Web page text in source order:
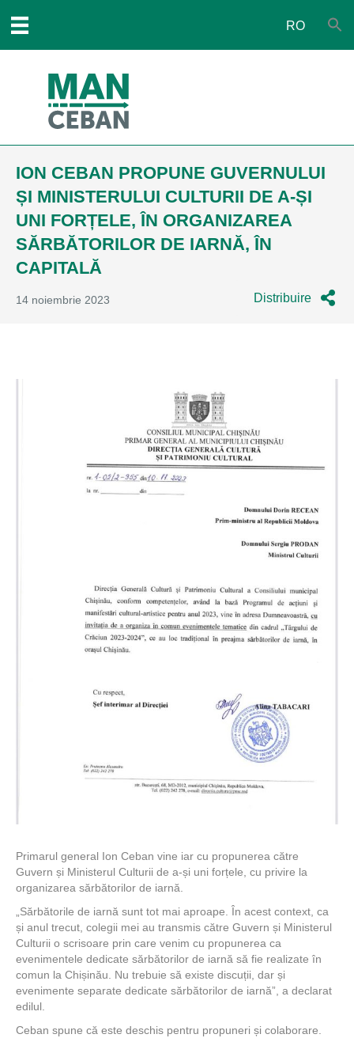
RO
ION CEBAN PROPUNE GUVERNULUI
ȘI MINISTERULUI CULTURII DE A-ȘI
UNI FORȚELE, ÎN ORGANIZAREA
SĂRBĂTORILOR DE IARNĂ, ÎN
CAPITALĂ
14 noiembrie 2023 Distribuire
Primarul general Ion Ceban vine iar cu propunerea către
Guvern și Ministerul Culturii de a-și uni forțele, cu privire la
organizarea sărbătorilor de iarnă.
„Sărbătorile de iarnă sunt tot mai aproape. În acest context, ca
și anul trecut, colegii mei au transmis către Guvern și Ministerul
Culturii o scrisoare prin care venim cu propunerea ca
evenimentele dedicate sărbătorilor de iarnă să fie realizate în
comun la Chișinău. Nu trebuie să existe discuții, dar și
evenimente separate dedicate sărbătorilor de iarnă”, a declarat
edilul.
Ceban spune că este deschis pentru propuneri și colaborare.